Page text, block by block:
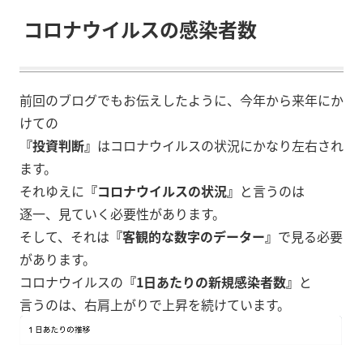
コロナウイルスの感染者数
前回のブログでもお伝えしたように、今年から来年にか
けての
『投資判断』 はコロナウイルスの状況にかなり左右され
ます。
それゆえに 『コロナウイルスの状況』 と言うのは
逐一、見ていく必要性があります。
そして、それは 『客観的な数字のデーター』 で見る必要
があります。
コロナウイルスの 『1日あたりの新規感染者数』 と
言うのは、右肩上がりで上昇を続けています。